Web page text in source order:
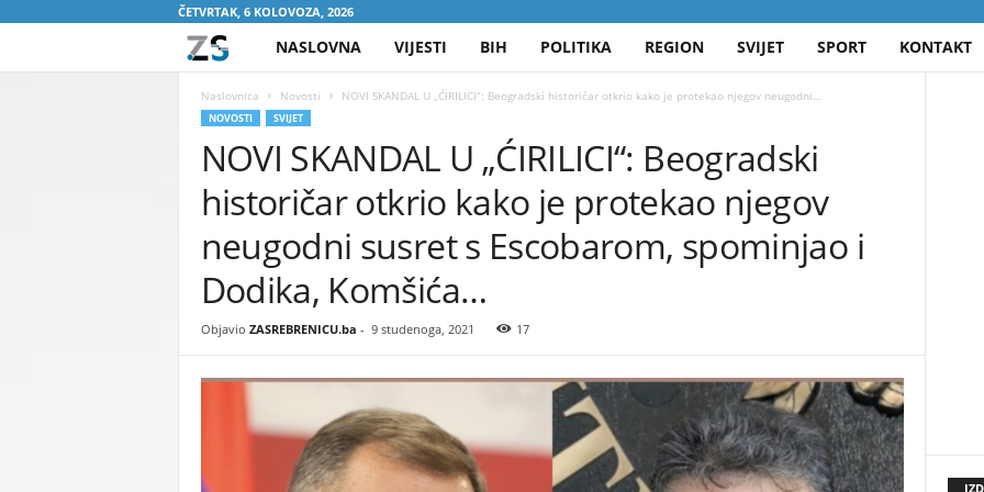
ČETVRTAK, 6 KOLOVOZA, 2026
A
E
B
R
E
N
NASLOVNA VIJESTI BIH POLITIKA REGION SVIJET SPORT KONTAKT
Naslovnica Novosti NOVI SKANDAL U „ĆIRILICI“: Beogradski historičar otkrio kako je protekao njegov neugodni...
NOVOSTI SVIJET
NOVI SKANDAL U „ĆIRILICI“: Beogradski
historičar otkrio kako je protekao njegov
neugodni susret s Escobarom, spominjao i
Dodika, Komšića…
Objavio ZASREBRENICU.ba - 9 studenoga, 2021 17